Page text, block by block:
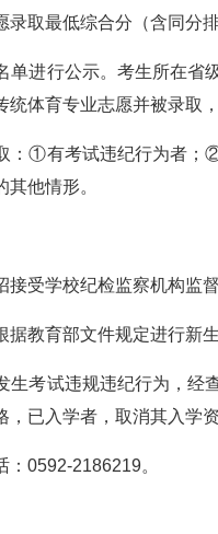
取最低综合分（含同分排
单进行公示。考生所在
体育专业志愿并被录取
：①有考试违纪行为者
他情形。
接受学校纪检监察机构监
据教育部文件规定进行新
生考试违规违纪行为，
已入学者，取消其入学
：0592-2186219。